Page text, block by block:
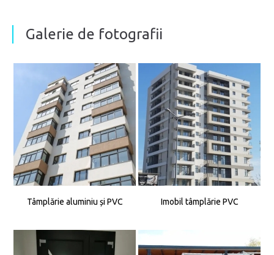
Galerie de fotografii
Tâmplărie aluminiu și PVC Imobil tâmplărie PVC